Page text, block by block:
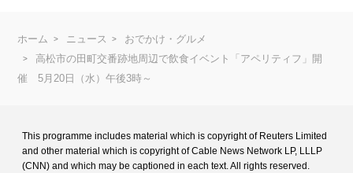
ホーム ニュース
おでかけ・グルメ
高松市の田町交番跡地周辺で飲食イベント「アペリティフ」開
催 5月20日（水）午後3時～
This programme includes material which is copyright of Reuters Limited
and other material which is copyright of Cable News Network LP, LLLP
(CNN) and which may be captioned in each text. All rights reserved.